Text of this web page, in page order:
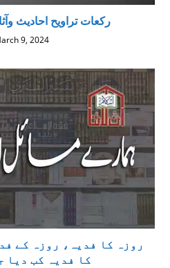
رکعات تراویح احاديث
9, 2024
روزہ کا فدیہ، روزہ کے
كا فدیہ كب دیا